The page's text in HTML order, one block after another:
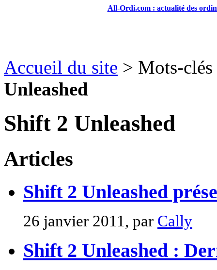
All-Ordi.com : actualité des
Accueil du site > Mots-
Unleashed
Shift 2 Unleashed
Articles
Shift 2 Unleashed
26 janvier 2011, par Cally
Shift 2 Unleashed :